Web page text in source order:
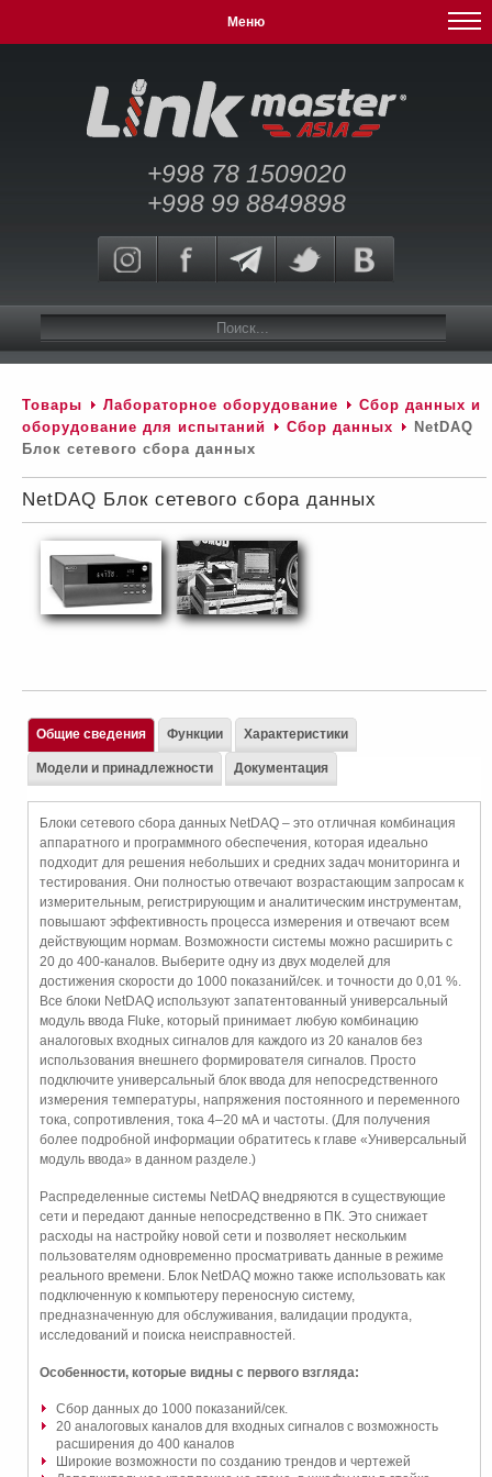
Меню
+998 78 1509020
+998 99 8849898
Товары Лабораторное оборудование
Сбор данных и
оборудование для испытаний
Сбор данных
NetDAQ
Блок сетевого сбора данных
NetDAQ Блок сетевого сбора данных
Общие сведения
Блоки сетевого сбора данных NetDAQ – это отличная комбинация
аппаратного и программного обеспечения, которая идеально
подходит для решения небольших и средних задач мониторинга и
тестирования. Они полностью отвечают возрастающим запросам к
измерительным, регистрирующим и аналитическим инструментам,
повышают эффективность процесса измерения и отвечают всем
действующим нормам. Возможности системы можно расширить с
20 до 400-каналов. Выберите одну из двух моделей для
достижения скорости до 1000 показаний/сек. и точности до 0,01 %.
Все блоки NetDAQ используют запатентованный универсальный
модуль ввода Fluke, который принимает любую комбинацию
аналоговых входных сигналов для каждого из 20 каналов без
использования внешнего формирователя сигналов. Просто
подключите универсальный блок ввода для непосредственного
измерения температуры, напряжения постоянного и переменного
тока, сопротивления, тока 4–20 мА и частоты. (Для получения
более подробной информации обратитесь к главе «Универсальный
модуль ввода» в данном разделе.)
Распределенные системы NetDAQ внедряются в существующие
сети и передают данные непосредственно в ПК. Это снижает
расходы на настройку новой сети и позволяет нескольким
пользователям одновременно просматривать данные в режиме
реального времени. Блок NetDAQ можно также использовать как
подключенную к компьютеру переносную систему,
предназначенную для обслуживания, валидации продукта,
исследований и поиска неисправностей.
Особенности, которые видны с первого взгляда:
Сбор данных до 1000 показаний/сек.
20 аналоговых каналов для входных сигналов с возможность
расширения до 400 каналов
Широкие возможности по созданию трендов и чертежей
Функции Характеристики
Модели и принадлежности Документация